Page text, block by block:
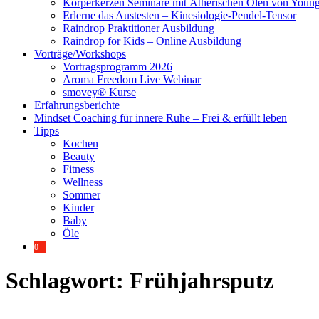
Erlerne das Austesten – Kinesiologie-Pendel-Tensor
Raindrop Praktitioner Ausbildung
Raindrop for Kids – Online Ausbildung
Vorträge/Workshops
Vortragsprogramm 2026
Aroma Freedom Live Webinar
smovey® Kurse
Erfahrungsberichte
Mindset Coaching für innere Ruhe – Frei & erfüllt leben
Tipps
Kochen
Beauty
Fitness
Wellness
Sommer
Kinder
Baby
Öle
0
Schlagwort: Frühjahrsputz